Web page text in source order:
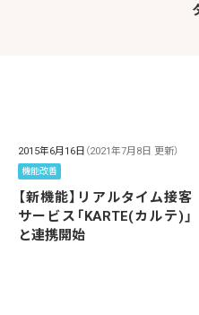
2015年6月16日 （2021年7月8日 更新）
機能改善
【新機能】リアルタイム接客
サービス「KARTE(カルテ)」
と連携開始